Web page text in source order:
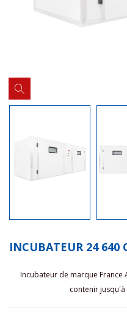
INCUBATEUR 24 640
Incubateur de marque France
contenir